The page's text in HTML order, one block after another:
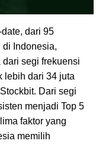
dari 95
di Indonesia,
segi frekuensi
lebih dari 34 juta
Dari segi
menjadi Top 5
faktor yang
memilih